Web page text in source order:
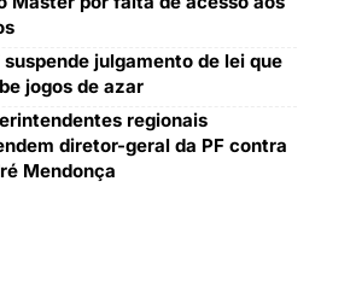
suspende julgamento de lei que
jogos de azar
regionais
diretor-geral da PF contra
Mendonça